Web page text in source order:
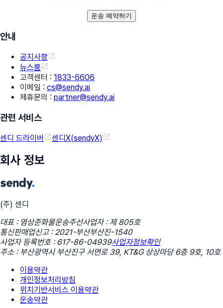
운송 예약하기
안내
공지사항
뉴스룸
고객센터 : 1833-6606
이메일 : cs@sendy.ai
제휴문의 : partner@sendy.ai
관련 서비스
센디 드라이버 센디X(sendyX)
회사 정보
(주) 센디
대표 : 염상준화물운송주선사업자 : 제 805호
통신판매업신고 : 2021-부산부산진-1540
사업자 등록번호 : 617-86-04939사업자정보확인
주소 : 부산광역시 부산진구 서면로 39, KT&G 상상마당 6층 9호, 10호
이용약관
개인정보처리방침
위치기반서비스 이용약관
운송약관